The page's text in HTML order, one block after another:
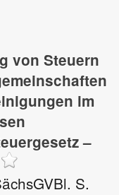
von Steuern
im
–
S.